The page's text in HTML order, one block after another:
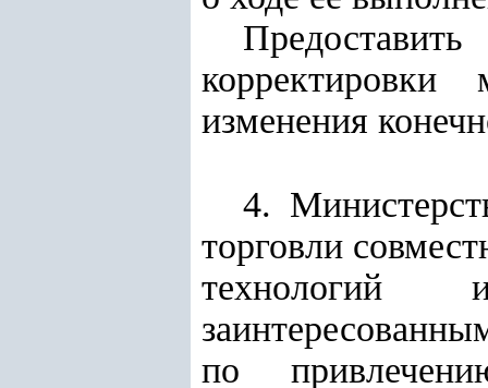
корректировки
изменения
4.
торговли
технологий
по